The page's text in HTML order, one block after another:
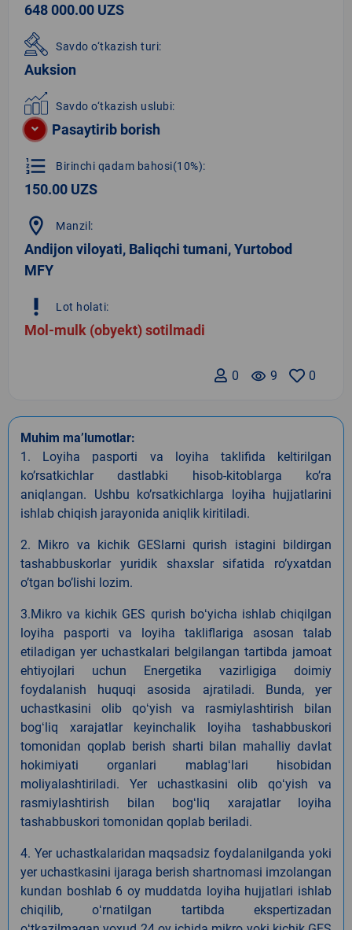
648 000.00 UZS
Savdo o‘tkazish turi:
Auksion
Savdo o‘tkazish uslubi:
Pasaytirib borish
format_list_numbered Birinchi qadam bahosi(10%):
150.00 UZS
location_on Manzil:
Andijon viloyati, Baliqchi tumani, Yurtobod
MFY
priority_high Lot holati:
Mol-mulk (obyekt) sotilmadi
0
remove_red_eye 9
0
Muhim ma’lumotlar:
1. Loyiha pasporti va loyiha taklifida keltirilgan
koʼrsatkichlar dastlabki hisob-kitoblarga koʼra
aniqlangan. Ushbu koʼrsatkichlarga loyiha hujjatlarini
ishlab chiqish jarayonida aniqlik kiritiladi.
2. Mikro va kichik GESlarni qurish istagini bildirgan
tashabbuskorlar yuridik shaxslar sifatida roʼyxatdan
oʼtgan boʼlishi lozim.
3.Mikro va kichik GES qurish boʻyicha ishlab chiqilgan
loyiha pasporti va loyiha takliflariga asosan talab
etiladigan yer uchastkalari belgilangan tartibda jamoat
ehtiyojlari uchun Energetika vazirligiga doimiy
foydalanish huquqi asosida ajratiladi. Bunda, yer
uchastkasini olib qoʻyish va rasmiylashtirish bilan
bogʻliq xarajatlar keyinchalik loyiha tashabbuskori
tomonidan qoplab berish sharti bilan mahalliy davlat
hokimiyati organlari mablagʻlari hisobidan
moliyalashtiriladi. Yer uchastkasini olib qoʻyish va
rasmiylashtirish bilan bogʻliq xarajatlar loyiha
tashabbuskori tomonidan qoplab beriladi.
4. Yer uchastkalaridan maqsadsiz foydalanilganda yoki
yer uchastkasini ijaraga berish shartnomasi imzolangan
kundan boshlab 6 oy muddatda loyiha hujjatlari ishlab
chiqilib, oʻrnatilgan tartibda ekspertizadan